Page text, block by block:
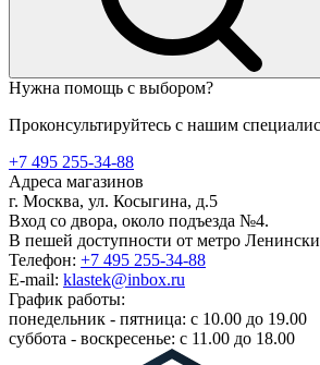
Нужна помощь с выбором?
Проконсультируйтесь с нашим
+7 495 255-34-88
Адреса магазинов
г. Москва, ул. Косыгина, д.5
Вход со двора, около подъезда №4.
В пешей доступности от метро
Телефон: +7 495 255-34-88
E-mail: klastek@inbox.ru
График работы:
понедельник - пятница: с 10.00 до 19.00
суббота - воскресенье: с 11.00 до 18.00